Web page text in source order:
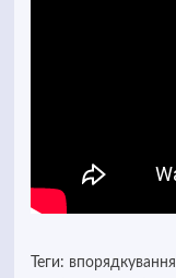
Теги: впорядкування